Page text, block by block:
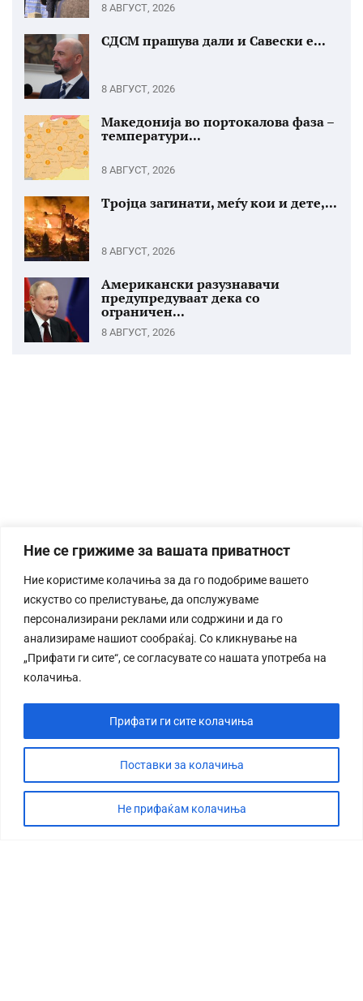
Ние се грижиме за вашата приватност
Ние користиме колачиња за да го подобриме вашето
искуство со прелистување, да опслужуваме
персонализирани реклами или содржини и да го
анализираме нашиот сообраќај. Со кликнување на
„Прифати ги сите“, се согласувате со нашата употреба на
колачиња.
Поставки за колачиња
Не прифаќам колачиња
Прифати ги сите колачиња
8 АВГУСТ, 2026
СДСМ прашува дали и Савески е...
8 АВГУСТ, 2026
Македонија во портокалова фаза –
температури...
8 АВГУСТ, 2026
Тројца загинати, меѓу кои и дете,...
8 АВГУСТ, 2026
Американски разузнавачи
предупредуваат дека со
ограничен...
8 АВГУСТ, 2026